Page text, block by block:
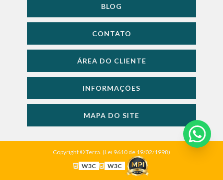
BLOG
CONTATO
ÁREA DO CLIENTE
INFORMAÇÕES
MAPA DO SITE
Copyright © Terra. (Lei 9610 de 19/02/1998)
W3C
W3C